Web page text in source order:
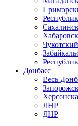
Донбасс
Весь
ЛНР
ДНР